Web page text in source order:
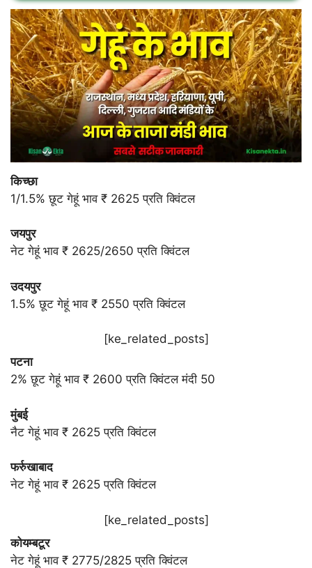
किच्छा
1/1.5% छूट गेहूं भाव ₹ 2625 प्रति क्विंटल
जयपुर
नेट गेहूं भाव ₹ 2625/2650 प्रति क्विंटल
उदयपुर
1.5% छूट गेहूं भाव ₹ 2550 प्रति क्विंटल
[ke_related_posts]
पटना
2% छूट गेहूं भाव ₹ 2600 प्रति क्विंटल मंदी 50
मुंबई
नैट गेहूं भाव ₹ 2625 प्रति क्विंटल
फर्रुखाबाद
नेट गेहूं भाव ₹ 2625 प्रति क्विंटल
[ke_related_posts]
कोयम्बटूर
नेट गेहूं भाव ₹ 2775/2825 प्रति क्विंटल